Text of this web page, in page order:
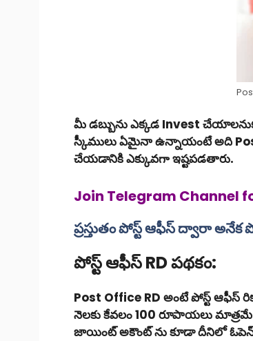
మీ డబ్బును ఎక్కడ Invest
స్కీములు ఏమైనా ఉన్నాయంటే అది
చేయడానికి ఎక్కువగా ఇష్టపడతారు.
Join Telegram Channel
ప్రస్తుతం పోస్ట్ ఆఫీస్ ద్వారా
పోస్ట్ ఆఫీస్ RD పథకం:
Post Office RD అంటే పోస్ట్ ఆఫీస్
నెలకు కేవలం 100 రూపాయలు
జాయింట్ అకౌంట్ ను కూడా దీనిలో ఓపెన్